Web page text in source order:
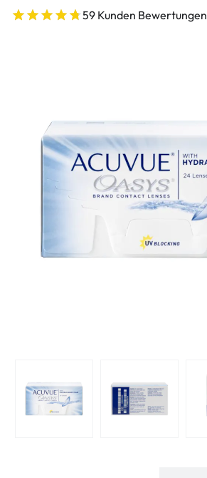
59 Kunden Bewertungen